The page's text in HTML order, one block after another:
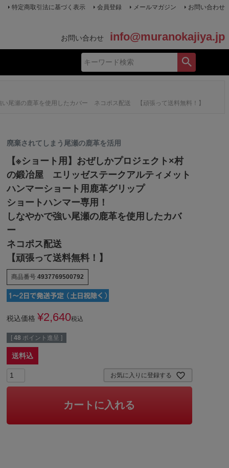
特定商取引法に基づく表示 会員登録 メールマガジン お問い合わせ
お問い合わせ info@muranokajiya.jp
尾瀬の鹿革を使用したカバー ネコポス配送 【頑張って送料無料！】
廃棄されてしまう尾瀬の鹿革を活用
【※ショート用】おぜしかプロジェクト×村
の鍛冶屋 エリッゼステークアルティメット
ハンマーショート用鹿革グリップ
ショートハンマー専用！
しなやかで強い尾瀬の鹿革を使用したカバ
ー
ネコポス配送
【頑張って送料無料！】
商品番号 4937769500792
税込価格 ¥2,640税込
[ 48 ポイント進呈 ]
送料込
お気に入りに登録する
カートに入れる